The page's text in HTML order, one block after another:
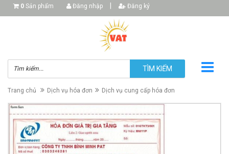
0 Sản phẩm Đăng nhập Đăng ký
TÌM KIẾM
Trang chủ Dịch vụ hóa đơn Dịch vụ cung cấp hóa đơn